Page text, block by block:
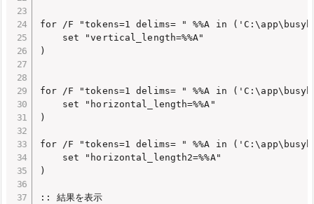
for /F "tokens=1 delims= " %%A in
    set "vertical_length=%%A"
)
for /F "tokens=1 delims= " %%A in
    set "horizontal_length=%%A"
)
for /F "tokens=1 delims= " %%A in
    set "horizontal_length2=%%A"
)
:: 結果を表示